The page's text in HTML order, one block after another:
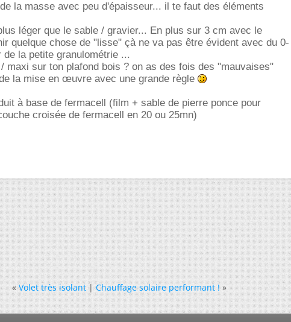
la masse avec peu d'épaisseur... il te faut des éléments
léger que le sable / gravier... En plus sur 3 cm avec le
quelque chose de "lisse" çà ne va pas être évident avec du 0-
de la petite granulométrie ...
maxi sur ton plafond bois ? on as des fois des "mauvaises"
la mise en œuvre avec une grande règle
à base de fermacell (film + sable de pierre ponce pour
croisée de fermacell en 20 ou 25mn)
« Volet très isolant|Chauffage solaire performant ! »